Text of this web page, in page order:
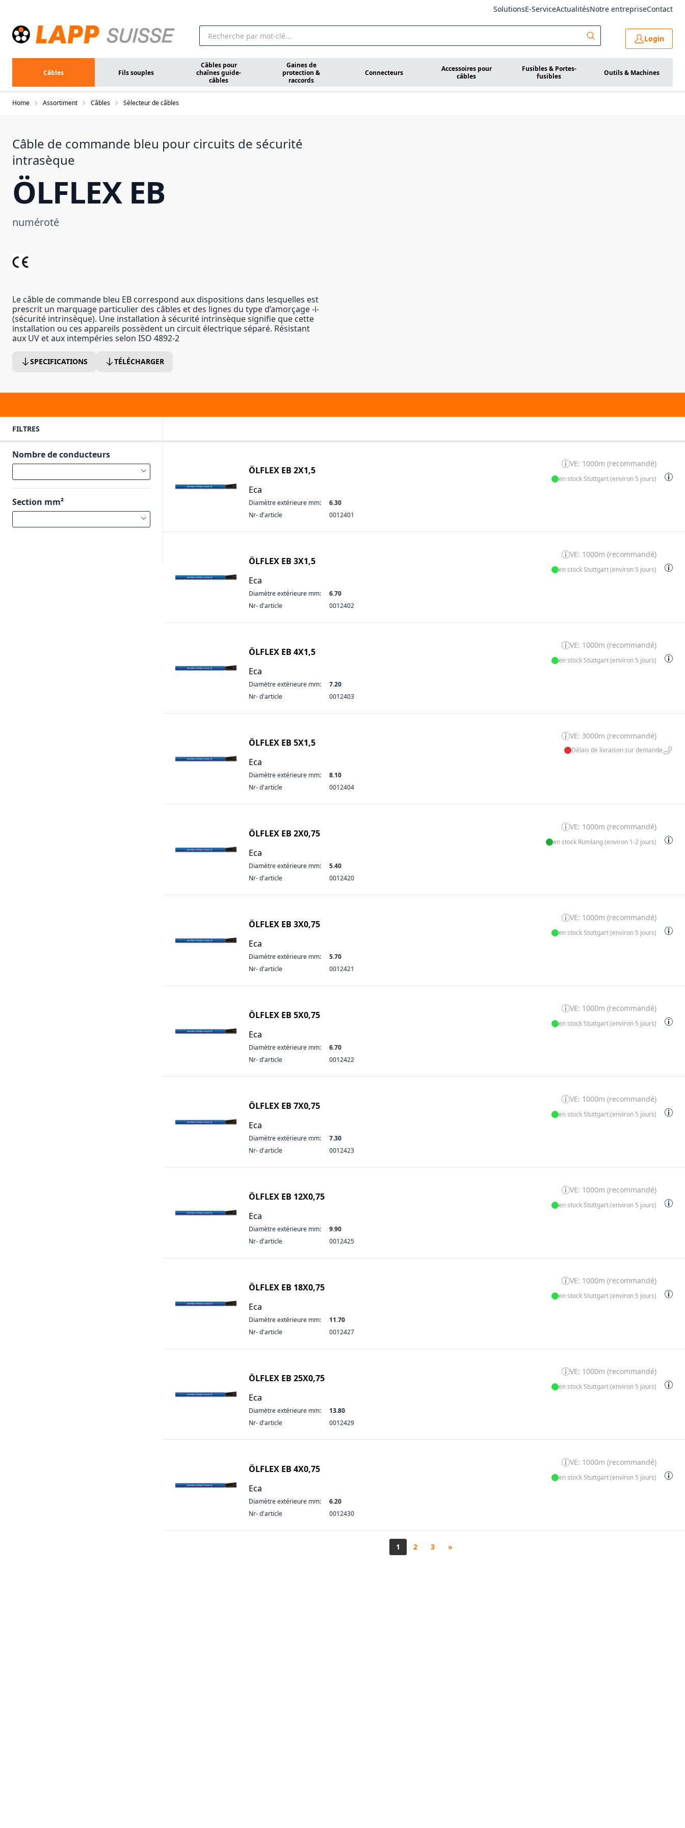
SolutionsE-ServiceActualitésNotre entrepriseContact
Login
Câbles Fils souples
Câbles pour
chaînes guide-
câbles
Gaines de
protection &
raccords
Connecteurs
Accessoires pour
câbles
Fusibles & Portes-
fusibles
Outils & Machines
Home Assortiment Câbles Sélecteur de câbles
Câble de commande bleu pour circuits de sécurité
intrasèque
ÖLFLEX EB
numéroté
Le câble de commande bleu EB correspond aux dispositions dans lesquelles est
prescrit un marquage particulier des câbles et des lignes du type d’amorçage -i-
(sécurité intrinsèque). Une installation à sécurité intrinsèque signifie que cette
installation ou ces appareils possèdent un circuit électrique séparé. Résistant
aux UV et aux intempéries selon ISO 4892-2
SPECIFICATIONS TÉLÉCHARGER
ÖLFLEX EB 2X1,5
Eca
Diamètre extérieure mm:
6.30
Nr- d'article
0012401
VE: 1000m (recommandé)
en stock Stuttgart (environ 5 jours)
ÖLFLEX EB 3X1,5
Eca
Diamètre extérieure mm:
6.70
Nr- d'article
0012402
VE: 1000m (recommandé)
en stock Stuttgart (environ 5 jours)
ÖLFLEX EB 4X1,5
Eca
Diamètre extérieure mm:
7.20
Nr- d'article
0012403
VE: 1000m (recommandé)
en stock Stuttgart (environ 5 jours)
ÖLFLEX EB 5X1,5
Eca
Diamètre extérieure mm:
8.10
Nr- d'article
0012404
VE: 3000m (recommandé)
Délais de livraison sur demande
ÖLFLEX EB 2X0,75
Eca
Diamètre extérieure mm:
5.40
Nr- d'article
0012420
VE: 1000m (recommandé)
en stock Rümlang (environ 1-2 jours)
ÖLFLEX EB 3X0,75
Eca
Diamètre extérieure mm:
5.70
Nr- d'article
0012421
VE: 1000m (recommandé)
en stock Stuttgart (environ 5 jours)
ÖLFLEX EB 5X0,75
Eca
Diamètre extérieure mm:
6.70
Nr- d'article
0012422
VE: 1000m (recommandé)
en stock Stuttgart (environ 5 jours)
ÖLFLEX EB 7X0,75
Eca
Diamètre extérieure mm:
7.30
Nr- d'article
0012423
VE: 1000m (recommandé)
en stock Stuttgart (environ 5 jours)
ÖLFLEX EB 12X0,75
Eca
Diamètre extérieure mm:
9.90
Nr- d'article
0012425
VE: 1000m (recommandé)
en stock Stuttgart (environ 5 jours)
ÖLFLEX EB 18X0,75
Eca
Diamètre extérieure mm:
11.70
Nr- d'article
0012427
VE: 1000m (recommandé)
en stock Stuttgart (environ 5 jours)
ÖLFLEX EB 25X0,75
Eca
Diamètre extérieure mm:
13.80
Nr- d'article
0012429
VE: 1000m (recommandé)
en stock Stuttgart (environ 5 jours)
ÖLFLEX EB 4X0,75
Eca
Diamètre extérieure mm:
6.20
Nr- d'article
0012430
VE: 1000m (recommandé)
en stock Stuttgart (environ 5 jours)
1 2 3 »
FILTRES
Nombre de conducteurs
Section mm²